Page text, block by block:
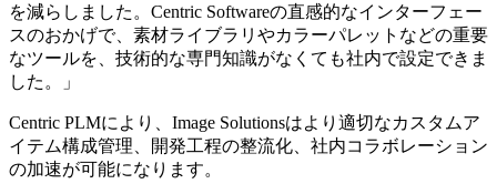
を減らしました。Centric Softwareの直感的なインターフェー
スのおかげで、素材ライブラリやカラーパレットなどの重要
なツールを、技術的な専門知識がなくても社内で設定できま
した。」
Centric PLMにより、Image Solutionsはより適切なカスタムア
イテム構成管理、開発工程の整流化、社内コラボレーション
の加速が可能になります。